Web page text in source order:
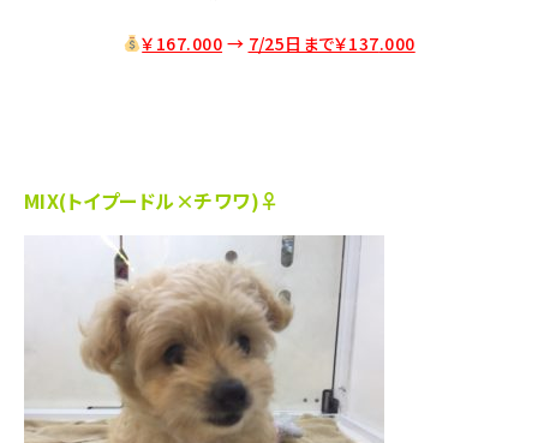
￥167.000 → 7/25日まで￥137.000
MIX(トイプードル×チワワ)♀